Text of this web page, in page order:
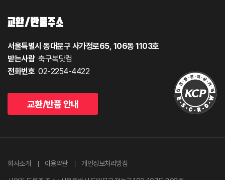
교환/반품주소
서울특별시 동대문구 사가정로65, 106동 1103호
받는사람축구복닷컴
전화번호 02-2254-4422
교환/반품 안내
회사소개 이용약관
개인정보처리방침